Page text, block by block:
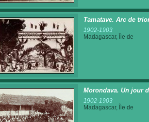
Tamatave. Arc de
1902-1903
Madagascar, Île de
Morondava. Un jour
1902-1903
Madagascar, Île de